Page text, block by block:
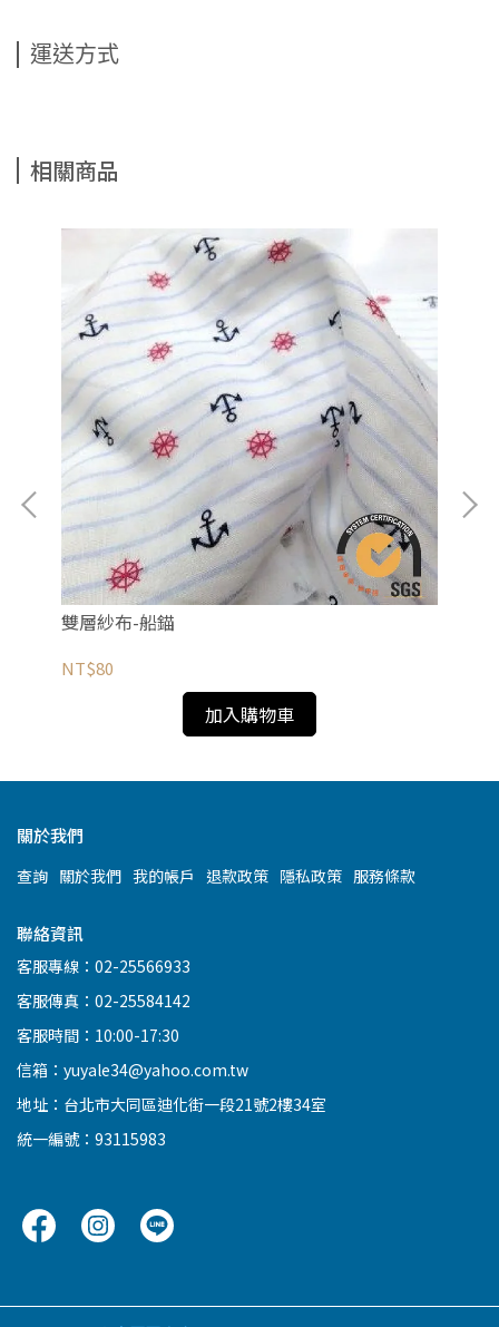
運送方式
相關商品
雙層紗布-船錨
NT$80
加入購物車
關於我們
查詢 關於我們 我的帳戶 退款政策 隱私政策 服務條款
聯絡資訊
客服專線：02-25566933
客服傳真：02-25584142
客服時間：10:00-17:30
信箱：yuyale34@yahoo.com.tw
地址：台北市大同區迪化街一段21號2樓34室
統一編號：93115983